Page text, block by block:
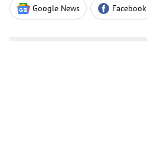
Google News Facebook